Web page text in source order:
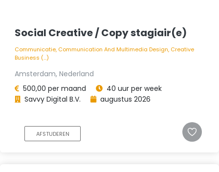
Social Creative / Copy stagiair(e)
Communicatie, Communication And Multimedia Design, Creative
Business (...)
Amsterdam, Nederland
500,00 per maand
40 uur per week
Savvy Digital B.V.
augustus 2026
AFSTUDEREN